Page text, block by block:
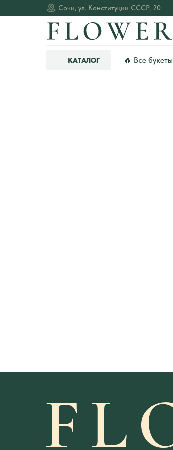
Сочи, ул. Конституции СССР, 20
КАТАЛОГ 🔥 Все букеты